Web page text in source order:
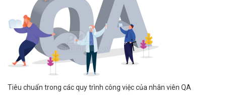
Tiêu chuẩn trong các quy trình công việc của nhân viên QA